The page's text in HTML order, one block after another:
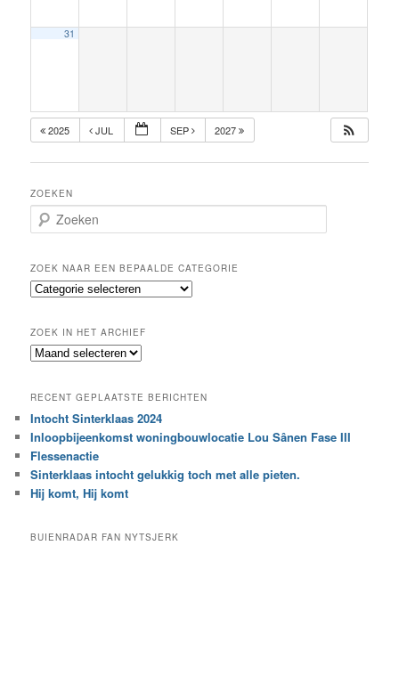
31
2025 JUL SEP 2027
ZOEKEN
o
k
e
n
ZOEK NAAR EEN BEPAALDE CATEGORIE
Z
k
n
e
e
n
b
e
a
ZOEK IN HET ARCHIEF
Z
k
i
n
h
e
t
c
RECENT GEPLAATSTE BERICHTEN
Intocht Sinterklaas 2024
Inloopbijeenkomst woningbouwlocatie Lou Sânen Fase III
Flessenactie
Sinterklaas intocht gelukkig toch met alle pieten.
Hij komt, Hij komt
BUIENRADAR FAN NYTSJERK